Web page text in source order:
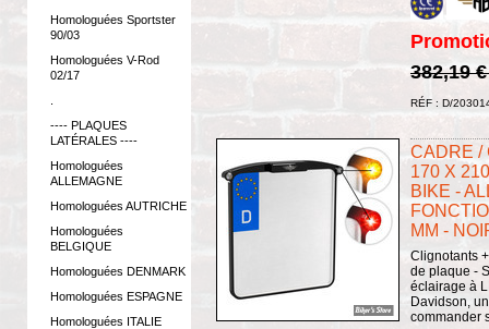
Homologuées Sportster
90/03
Homologuées V-Rod
02/17
---- PLAQUES
LATÉRALES ----
Homologuées
ALLEMAGNE
Homologuées AUTRICHE
Homologuées
BELGIQUE
Homologuées DENMARK
Homologuées ESPAGNE
Homologuées ITALIE
382,19
RÉF : D/
CADRE /
170 X
BIKE -
MM -
Clignotants
de plaque -
éclairage à
Davidson,
commander